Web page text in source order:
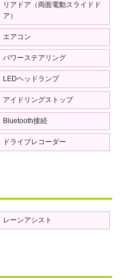
リアドア（両面電動スライドド
ア）
エアコン
パワーステアリング
LEDヘッドランプ
アイドリングストップ
Bluetooth接続
ドライブレコーダー
レーンアシスト